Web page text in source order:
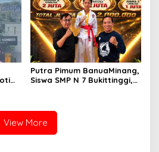
Republik Indonesia
Putra Pimum BanuaMinang,
Siswa SMP N 7 Bukittinggi,
Berat 40 Kg dalam
Kejuaraan Karate Jam
Gadang Inkanas Bukittinggi
View More